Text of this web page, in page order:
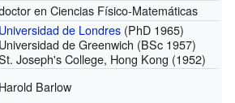
en Ciencias Físico-Matemáticas
Universidad de Londres (PhD 1965)
Universidad de Greenwich (BSc 1957)
Joseph's College, Hong Kong (1952)
Harold Barlow